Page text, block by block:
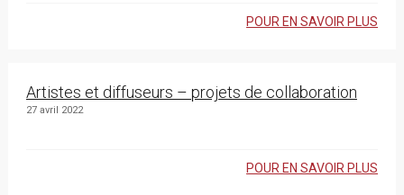
POUR EN SAVOIR PLUS
Artistes et diffuseurs – projets de collaboration
27 avril 2022
POUR EN SAVOIR PLUS